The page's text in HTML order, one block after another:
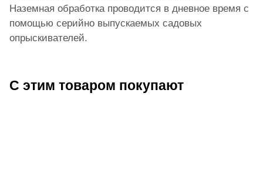
Наземная обработка проводится в дневное время с
помощью серийно выпускаемых садовых
опрыскивателей.
С этим товаром покупают